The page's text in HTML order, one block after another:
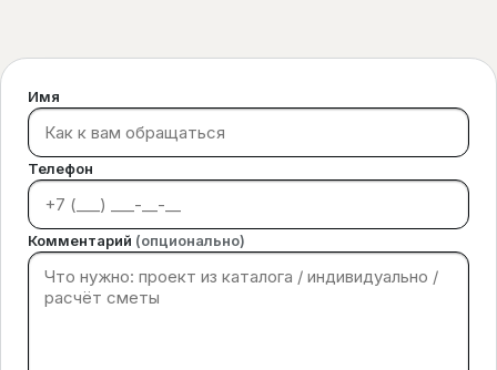
Имя
Телефон
Комментарий (опционально)